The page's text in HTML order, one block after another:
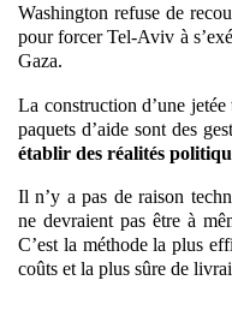
Washington refuse de
pour forcer Tel-Aviv à
Gaza.
La construction d’une
paquets d’aide sont des
établir des réalités
Il n’y a pas de raison
ne devraient pas être à
C’est la méthode la plus
coûts et la plus sûre de